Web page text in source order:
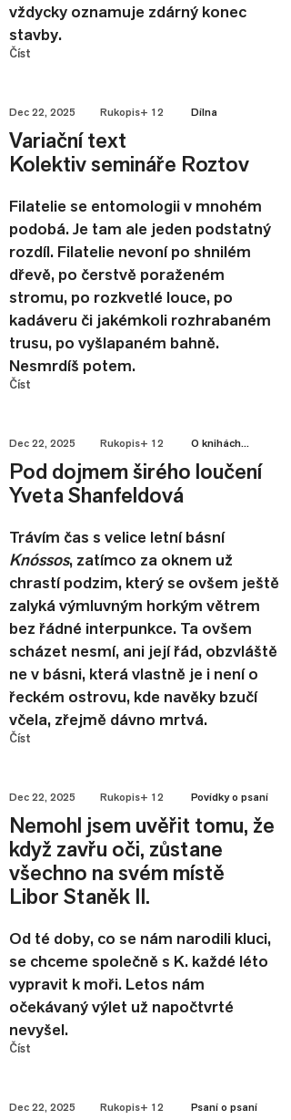
vždycky oznamuje zdárný konec
stavby.
Číst
Dec 22, 2025 Rukopis+ 12 Dílna
Variační text
Kolektiv semináře Roztov
Filatelie se entomologii v mnohém
podobá. Je tam ale jeden podstatný
rozdíl. Filatelie nevoní po shnilém
dřevě, po čerstvě poraženém
stromu, po rozkvetlé louce, po
kadáveru či jakémkoli rozhrabaném
trusu, po vyšlapaném bahně.
Nesmrdíš potem.
Číst
Dec 22, 2025 Rukopis+ 12 O knihách...
Pod dojmem širého loučení
Yveta Shanfeldová
Trávím čas s velice letní básní
Knóssos, zatímco za oknem už
chrastí podzim, který se ovšem ještě
zalyká výmluvným horkým větrem
bez řádné interpunkce. Ta ovšem
scházet nesmí, ani její řád, obzvláště
ne v básni, která vlastně je i není o
řeckém ostrovu, kde navěky bzučí
včela, zřejmě dávno mrtvá.
Číst
Dec 22, 2025 Rukopis+ 12 Povídky o psaní
Nemohl jsem uvěřit tomu, že
když zavřu oči, zůstane
všechno na svém místě
Libor Staněk II.
Od té doby, co se nám narodili kluci,
se chceme společně s K. každé léto
vypravit k moři. Letos nám
očekávaný výlet už napočtvrté
nevyšel.
Číst
Dec 22, 2025 Rukopis+ 12 Psaní o psaní